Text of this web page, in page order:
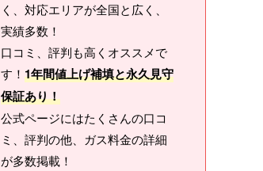
く、対応エリアが全国と広く、
実績多数！
口コミ、評判も高くオススメで
す！ 1年間値上げ補填と永久見守
保証あり！
公式ページにはたくさんの口コ
ミ、評判の他、ガス料金の詳細
が多数掲載！